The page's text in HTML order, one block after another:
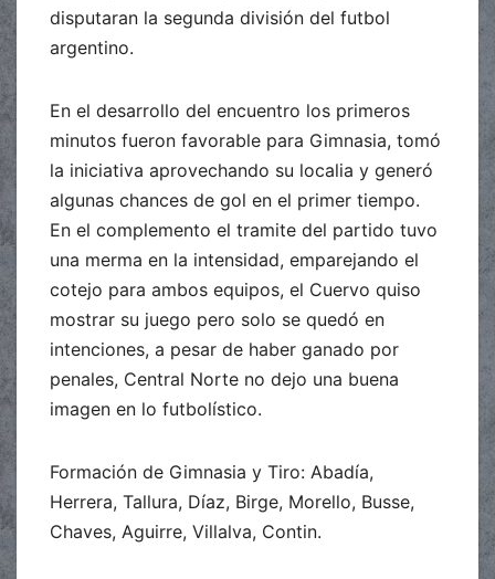
disputaran la segunda división del futbol
argentino.
En el desarrollo del encuentro los primeros
minutos fueron favorable para Gimnasia, tomó
la iniciativa aprovechando su localia y generó
algunas chances de gol en el primer tiempo.
En el complemento el tramite del partido tuvo
una merma en la intensidad, emparejando el
cotejo para ambos equipos, el Cuervo quiso
mostrar su juego pero solo se quedó en
intenciones, a pesar de haber ganado por
penales, Central Norte no dejo una buena
imagen en lo futbolístico.
Formación de Gimnasia y Tiro: Abadía,
Herrera, Tallura, Díaz, Birge, Morello, Busse,
Chaves, Aguirre, Villalva, Contin.